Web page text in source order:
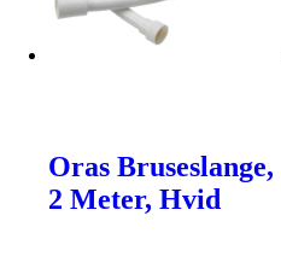
Oras Bruseslange,
2 Meter, Hvid